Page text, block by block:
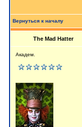
Вернуться к началу
The Mad Hatter
Академ.